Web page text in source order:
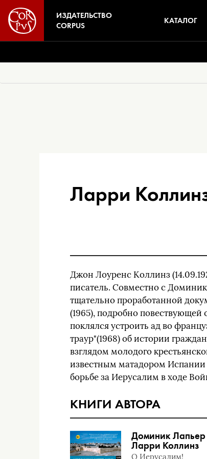
ИЗДАТЕЛЬСТВО
CORPUS
КАТАЛОГ
Ларри
Джон Лоуренс Коллинз
писатель. Совместно c
тщательно проработанной
(1965), подробно повествующей
поклялся устроить ад во
траур"(1968) об истории
взглядом молодого
известным матадором
борьбе за Иерусалим в ходе
КНИГИ АВТОРА
Доминик Лапьер
Ларри Коллинз
О Иерусалим!